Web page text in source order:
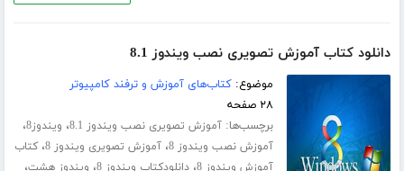
دانلود کتاب آموزش تصویری نصب ویندوز 8.1
موضوع:کتاب‌های آموزش و ترفند کامپیوتر
۲۸ صفحه
برچسب‌ها:آموزش تصویری نصب ویندوز 8.1 ، ویندوز8 ،
آموزش نصب ویندوز 8 ،آموزش تصویری ویندوز 8 ،کتاب
آموزش ویندوز 8 ،دانلودکتاب ویندوز 8 ، ویندوز هشت،